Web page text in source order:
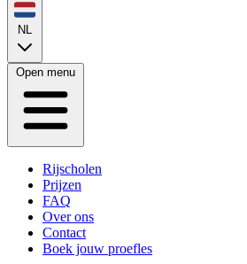
NL
Open menu
Rijscholen
Prijzen
FAQ
Over ons
Contact
Boek jouw proefles